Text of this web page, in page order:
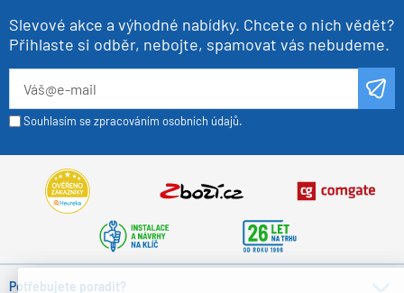
Slevové akce a výhodné nabídky. Chcete o nich vědět?
Přihlaste si odběr, nebojte, spamovat vás nebudeme.
Souhlasím se zpracováním osobních údajů.
Potřebujete poradit?